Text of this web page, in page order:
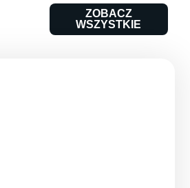
ZOBACZ
WSZYSTKIE